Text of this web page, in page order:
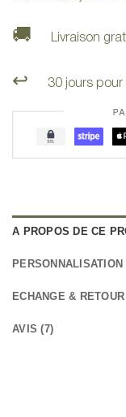
🚚 Livraison
↩️ 30 jours pour
A PROPOS DE CE
ECHANGE & RETOUR
AVIS (7)